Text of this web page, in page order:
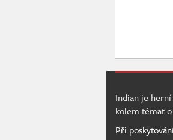
Indian je
kolem témat
Při